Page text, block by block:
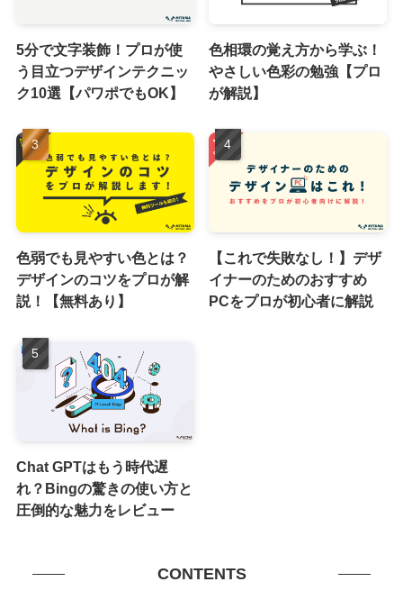
5分で文字装飾！プロが使
う目立つデザインテクニッ
ク10選【パワポでもOK】
色相環の覚え方から学ぶ！
やさしい色彩の勉強【プロ
が解説】
色弱でも見やすい色とは？
デザインのコツをプロが解
説！【無料あり】
【これで失敗なし！】デザ
イナーのためのおすすめ
PCをプロが初心者に解説
Chat GPTはもう時代遅
れ？Bingの驚きの使い方と
圧倒的な魅力をレビュー
CONTENTS